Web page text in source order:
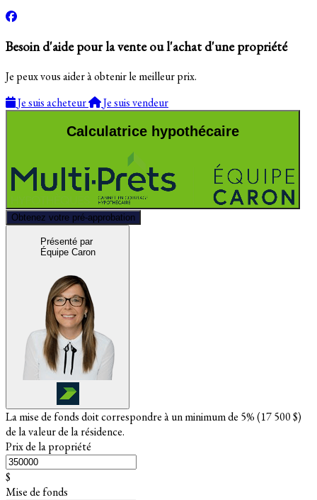
Besoin d'aide pour la vente ou l'achat d'une propriété
Je peux vous aider à obtenir le meilleur prix.
Je suis acheteur
Je suis vendeur
Calculatrice hypothécaire
Obtenez votre pré-approbation
Présenté par
Équipe Caron
La mise de fonds doit correspondre à un minimum de 5% (17 500 $)
de la valeur de la résidence.
Prix de la propriété
$
Mise de fonds